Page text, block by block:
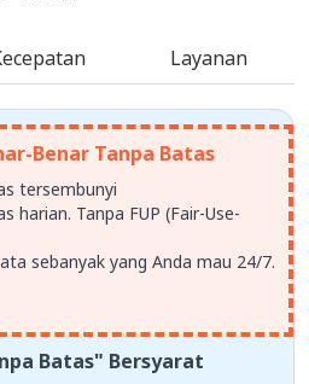
Layanan
Benar Tanpa Batas
tersembunyi
harian. Tanpa FUP (Fair-Use-
sebanyak yang Anda mau 24/7.
Batas" Bersyarat